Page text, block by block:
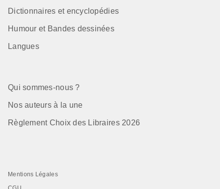
Dictionnaires et encyclopédies
Humour et Bandes dessinées
Langues
Qui sommes-nous ?
Nos auteurs à la une
Règlement Choix des Libraires 2026
Mentions Légales